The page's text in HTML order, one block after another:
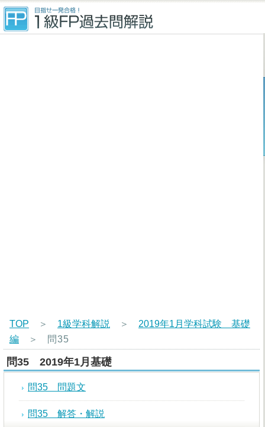
TOP ＞ 1級学科解説 ＞ 2019年1月学科試験 基礎
編 ＞ 問35
問35 2019年1月基礎
問35 問題文
問35 解答・解説